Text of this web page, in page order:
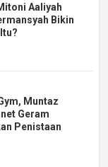
Aaliyah
Bikin
Muntaz
Geram
Penistaan